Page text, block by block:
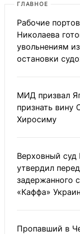
ГЛАВНОЕ
Рабочие
Николаева
увольнениям
остановки
МИД призвал
признать вину
Хиросиму
Верховный
утвердил
задержанного
«Каффа»
Пропавший в